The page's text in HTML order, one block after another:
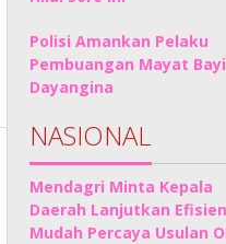
Polisi Amankan Pelaku
Pembuangan Mayat
Dayangina
NASIONAL
Mendagri Minta Kepala
Daerah Lanjutkan
Mudah Percaya Usulan